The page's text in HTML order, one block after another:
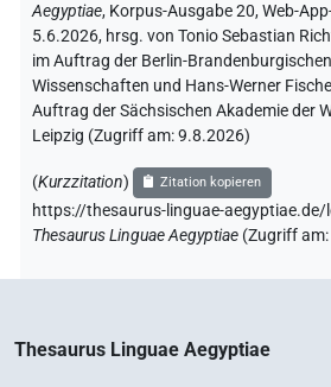
Aegyptiae, Korpus-Ausgabe 20, Web-
5.6.2026, hrsg. von Tonio Sebastian
im Auftrag der Berlin-
Wissenschaften und Hans-Werner
Auftrag der Sächsischen Akademie der
Leipzig (Zugriff am:9.8.2026)
(Kurzzitation) Zitation kopieren
https://thesaurus-linguae-
Thesaurus Linguae Aegyptiae (Zugriff am:
Thesaurus Linguae Aegyptiae